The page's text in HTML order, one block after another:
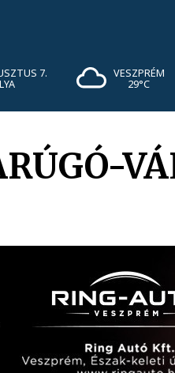
7. VESZPRÉM
29°C